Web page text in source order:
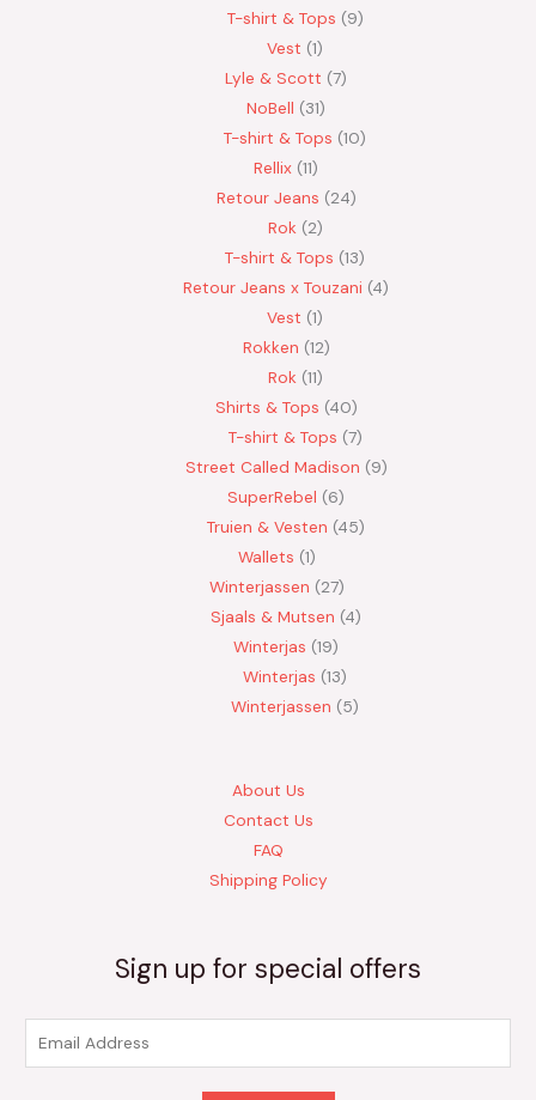
T-shirt & Tops 9
Vest 1
Lyle & Scott 7
NoBell
31
T-shirt & Tops 10
Rellix 11
Retour Jeans 24
Rok 2
T-shirt & Tops 13
Retour Jeans x Touzani 4
Vest 1
Rokken 12
Rok 11
Shirts & Tops 40
T-shirt & Tops 7
Street Called Madison 9
SuperRebel
6
Truien & Vesten 45
Wallets 1
Winterjassen
27
Sjaals & Mutsen 4
Winterjas 19
Winterjas 13
Winterjassen
5
About Us
Contact Us
FAQ
Shipping Policy
Sign up for special offers
m